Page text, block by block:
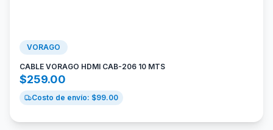
VORAGO
CABLE VORAGO HDMI CAB-206 10 MTS
$259.00
Costo de envío: $99.00